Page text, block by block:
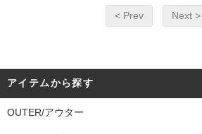
< Prev Next >
アイテムから探す
OUTER/アウター